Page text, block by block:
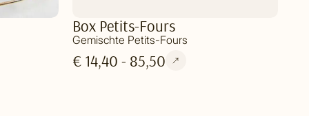
Box Petits-Fours
Gemischte Petits-Fours
€ 14,40 - 85,50